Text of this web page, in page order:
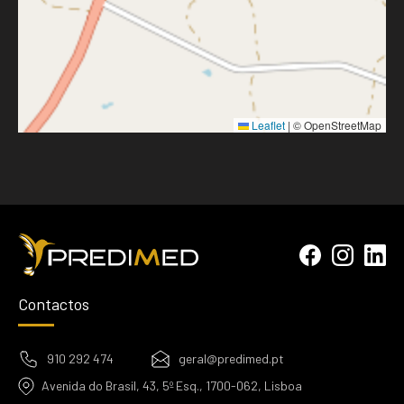
Leaflet | © OpenStreetMap
Contactos
910 292 474
geral@predimed.pt
Avenida do Brasil, 43, 5º Esq., 1700-062, Lisboa